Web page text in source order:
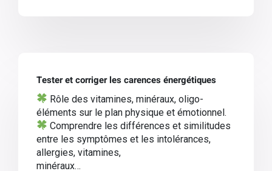
Tester et corriger les carences énergétiques
Rôle des vitamines, minéraux, oligo-
éléments sur le plan physique et émotionnel.
Comprendre les différences et similitudes
entre les symptômes et les intolérances,
allergies, vitamines,
minéraux…